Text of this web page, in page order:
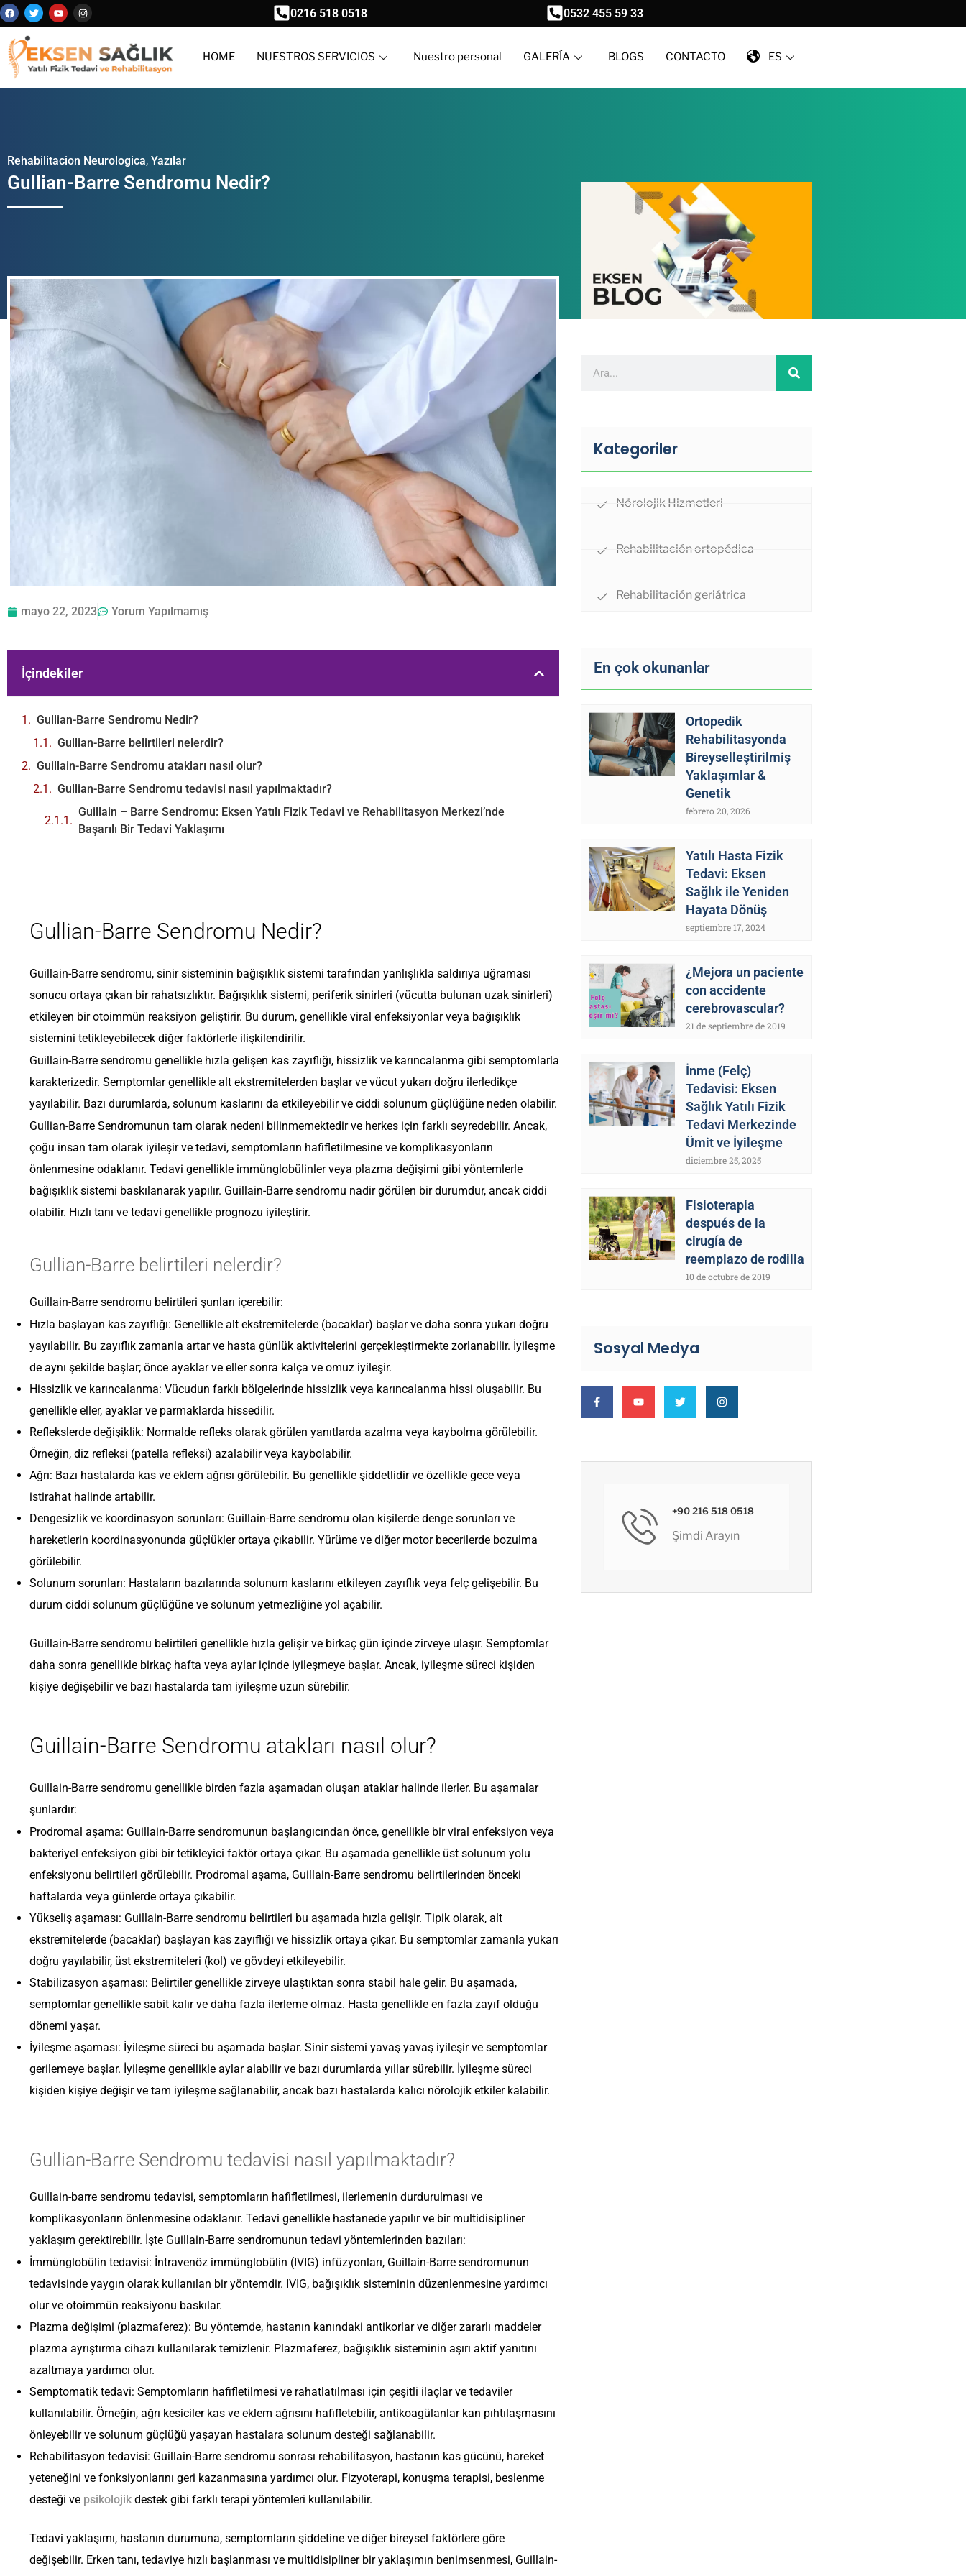
0216 518 0518 0532 455 59 33
HOME NUESTROS SERVICIOS Nuestro personal GALERÍA BLOGS CONTACTO ES
Rehabilitacion Neurologica, Yazılar
Gullian-Barre Sendromu Nedir?
mayo 22, 2023 Yorum Yapılmamış
İçindekiler
Gullian-Barre Sendromu Nedir?
Gullian-Barre belirtileri nelerdir?
Guillain-Barre Sendromu atakları nasıl olur?
Gullian-Barre Sendromu tedavisi nasıl yapılmaktadır?
Guillain – Barre Sendromu: Eksen Yatılı Fizik Tedavi ve Rehabilitasyon Merkezi’nde
Başarılı Bir Tedavi Yaklaşımı
Gullian-Barre Sendromu Nedir?
Guillain-Barre sendromu, sinir sisteminin bağışıklık sistemi tarafından yanlışlıkla saldırıya uğraması
sonucu ortaya çıkan bir rahatsızlıktır. Bağışıklık sistemi, periferik sinirleri (vücutta bulunan uzak sinirleri)
etkileyen bir otoimmün reaksiyon geliştirir. Bu durum, genellikle viral enfeksiyonlar veya bağışıklık
sistemini tetikleyebilecek diğer faktörlerle ilişkilendirilir.
Guillain-Barre sendromu genellikle hızla gelişen kas zayıflığı, hissizlik ve karıncalanma gibi semptomlarla
karakterizedir. Semptomlar genellikle alt ekstremitelerden başlar ve vücut yukarı doğru ilerledikçe
yayılabilir. Bazı durumlarda, solunum kaslarını da etkileyebilir ve ciddi solunum güçlüğüne neden olabilir.
Gullian-Barre Sendromunun tam olarak nedeni bilinmemektedir ve herkes için farklı seyredebilir. Ancak,
çoğu insan tam olarak iyileşir ve tedavi, semptomların hafifletilmesine ve komplikasyonların
önlenmesine odaklanır. Tedavi genellikle immünglobülinler veya plazma değişimi gibi yöntemlerle
bağışıklık sistemi baskılanarak yapılır. Guillain-Barre sendromu nadir görülen bir durumdur, ancak ciddi
olabilir. Hızlı tanı ve tedavi genellikle prognozu iyileştirir.
Gullian-Barre belirtileri nelerdir?
Guillain-Barre sendromu belirtileri şunları içerebilir:
Hızla başlayan kas zayıflığı: Genellikle alt ekstremitelerde (bacaklar) başlar ve daha sonra yukarı doğru
yayılabilir. Bu zayıflık zamanla artar ve hasta günlük aktivitelerini gerçekleştirmekte zorlanabilir. İyileşme
de aynı şekilde başlar; önce ayaklar ve eller sonra kalça ve omuz iyileşir.
Hissizlik ve karıncalanma: Vücudun farklı bölgelerinde hissizlik veya karıncalanma hissi oluşabilir. Bu
genellikle eller, ayaklar ve parmaklarda hissedilir.
Reflekslerde değişiklik: Normalde refleks olarak görülen yanıtlarda azalma veya kaybolma görülebilir.
Örneğin, diz refleksi (patella refleksi) azalabilir veya kaybolabilir.
Ağrı: Bazı hastalarda kas ve eklem ağrısı görülebilir. Bu genellikle şiddetlidir ve özellikle gece veya
istirahat halinde artabilir.
Dengesizlik ve koordinasyon sorunları: Guillain-Barre sendromu olan kişilerde denge sorunları ve
hareketlerin koordinasyonunda güçlükler ortaya çıkabilir. Yürüme ve diğer motor becerilerde bozulma
görülebilir.
Solunum sorunları: Hastaların bazılarında solunum kaslarını etkileyen zayıflık veya felç gelişebilir. Bu
durum ciddi solunum güçlüğüne ve solunum yetmezliğine yol açabilir.
Guillain-Barre sendromu belirtileri genellikle hızla gelişir ve birkaç gün içinde zirveye ulaşır. Semptomlar
daha sonra genellikle birkaç hafta veya aylar içinde iyileşmeye başlar. Ancak, iyileşme süreci kişiden
kişiye değişebilir ve bazı hastalarda tam iyileşme uzun sürebilir.
Guillain-Barre Sendromu atakları nasıl olur?
Guillain-Barre sendromu genellikle birden fazla aşamadan oluşan ataklar halinde ilerler. Bu aşamalar
şunlardır:
Prodromal aşama: Guillain-Barre sendromunun başlangıcından önce, genellikle bir viral enfeksiyon veya
bakteriyel enfeksiyon gibi bir tetikleyici faktör ortaya çıkar. Bu aşamada genellikle üst solunum yolu
enfeksiyonu belirtileri görülebilir. Prodromal aşama, Guillain-Barre sendromu belirtilerinden önceki
haftalarda veya günlerde ortaya çıkabilir.
Yükseliş aşaması: Guillain-Barre sendromu belirtileri bu aşamada hızla gelişir. Tipik olarak, alt
ekstremitelerde (bacaklar) başlayan kas zayıflığı ve hissizlik ortaya çıkar. Bu semptomlar zamanla yukarı
doğru yayılabilir, üst ekstremiteleri (kol) ve gövdeyi etkileyebilir.
Stabilizasyon aşaması: Belirtiler genellikle zirveye ulaştıktan sonra stabil hale gelir. Bu aşamada,
semptomlar genellikle sabit kalır ve daha fazla ilerleme olmaz. Hasta genellikle en fazla zayıf olduğu
dönemi yaşar.
İyileşme aşaması: İyileşme süreci bu aşamada başlar. Sinir sistemi yavaş yavaş iyileşir ve semptomlar
gerilemeye başlar. İyileşme genellikle aylar alabilir ve bazı durumlarda yıllar sürebilir. İyileşme süreci
kişiden kişiye değişir ve tam iyileşme sağlanabilir, ancak bazı hastalarda kalıcı nörolojik etkiler kalabilir.
Gullian-Barre Sendromu tedavisi nasıl yapılmaktadır?
Guillain-barre sendromu tedavisi, semptomların hafifletilmesi, ilerlemenin durdurulması ve
komplikasyonların önlenmesine odaklanır. Tedavi genellikle hastanede yapılır ve bir multidisipliner
yaklaşım gerektirebilir. İşte Guillain-Barre sendromunun tedavi yöntemlerinden bazıları:
İmmünglobülin tedavisi: İntravenöz immünglobülin (IVIG) infüzyonları, Guillain-Barre sendromunun
tedavisinde yaygın olarak kullanılan bir yöntemdir. IVIG, bağışıklık sisteminin düzenlenmesine yardımcı
olur ve otoimmün reaksiyonu baskılar.
Plazma değişimi (plazmaferez): Bu yöntemde, hastanın kanındaki antikorlar ve diğer zararlı maddeler
plazma ayrıştırma cihazı kullanılarak temizlenir. Plazmaferez, bağışıklık sisteminin aşırı aktif yanıtını
azaltmaya yardımcı olur.
Semptomatik tedavi: Semptomların hafifletilmesi ve rahatlatılması için çeşitli ilaçlar ve tedaviler
kullanılabilir. Örneğin, ağrı kesiciler kas ve eklem ağrısını hafifletebilir, antikoagülanlar kan pıhtılaşmasını
önleyebilir ve solunum güçlüğü yaşayan hastalara solunum desteği sağlanabilir.
Rehabilitasyon tedavisi: Guillain-Barre sendromu sonrası rehabilitasyon, hastanın kas gücünü, hareket
yeteneğini ve fonksiyonlarını geri kazanmasına yardımcı olur. Fizyoterapi, konuşma terapisi, beslenme
desteği ve psikolojik destek gibi farklı terapi yöntemleri kullanılabilir.
Tedavi yaklaşımı, hastanın durumuna, semptomların şiddetine ve diğer bireysel faktörlere göre
değişebilir. Erken tanı, tedaviye hızlı başlanması ve multidisipliner bir yaklaşımın benimsenmesi, Guillain-
Kategoriler
Nörolojik Hizmetleri
Rehabilitación ortopédica
Rehabilitación geriátrica
En çok okunanlar
Ortopedik
Rehabilitasyonda
Bireyselleştirilmiş
Yaklaşımlar &
Genetik
febrero 20, 2026
Yatılı Hasta Fizik
Tedavi: Eksen
Sağlık ile Yeniden
Hayata Dönüş
septiembre 17, 2024
¿Mejora un paciente
con accidente
cerebrovascular?
21 de septiembre de 2019
İnme (Felç)
Tedavisi: Eksen
Sağlık Yatılı Fizik
Tedavi Merkezinde
Ümit ve İyileşme
diciembre 25, 2025
Fisioterapia
después de la
cirugía de
reemplazo de rodilla
10 de octubre de 2019
Sosyal Medya
+90 216 518 0518
Şimdi Arayın